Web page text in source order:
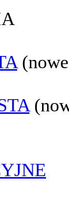
(nowe